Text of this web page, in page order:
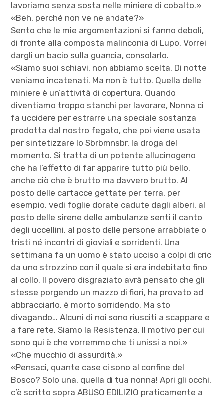
lavoriamo senza sosta nelle miniere di cobalto.»
«Beh, perché non ve ne andate?»
Sento che le mie argomentazioni si fanno deboli,
di fronte alla composta malinconia di Lupo. Vorrei
dargli un bacio sulla guancia, consolarlo.
«Siamo suoi schiavi, non abbiamo scelta. Di notte
veniamo incatenati. Ma non è tutto. Quella delle
miniere è un’attività di copertura. Quando
diventiamo troppo stanchi per lavorare, Nonna ci
fa uccidere per estrarre una speciale sostanza
prodotta dal nostro fegato, che poi viene usata
per sintetizzare lo Sbrbmnsbr, la droga del
momento. Si tratta di un potente allucinogeno
che ha l’effetto di far apparire tutto più bello,
anche ciò che è brutto ma davvero brutto. Al
posto delle cartacce gettate per terra, per
esempio, vedi foglie dorate cadute dagli alberi, al
posto delle sirene delle ambulanze senti il canto
degli uccellini, al posto delle persone arrabbiate o
tristi né incontri di gioviali e sorridenti. Una
settimana fa un uomo è stato ucciso a colpi di cric
da uno strozzino con il quale si era indebitato fino
al collo. Il povero disgraziato avrà pensato che gli
stesse porgendo un mazzo di fiori, ha provato ad
abbracciarlo, è morto sorridendo. Ma sto
divagando… Alcuni di noi sono riusciti a scappare e
a fare rete. Siamo la Resistenza. Il motivo per cui
sono qui è che vorremmo che ti unissi a noi.»
«Che mucchio di assurdità.»
«Pensaci, quante case ci sono al confine del
Bosco? Solo una, quella di tua nonna! Apri gli occhi,
c’è scritto sopra ABUSO EDILIZIO praticamente a